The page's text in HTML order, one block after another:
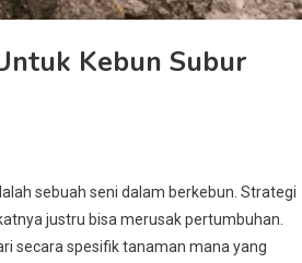
Kebun Subur
sebuah seni dalam berkebun. Strategi
justru bisa merusak pertumbuhan.
secara spesifik tanaman mana yang